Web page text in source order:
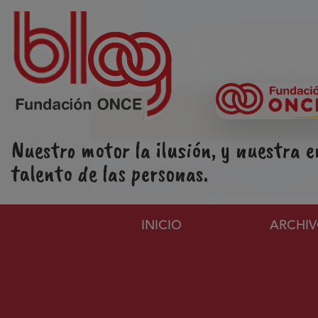
Pasar al contenido principal
Nuestro motor la ilusión, y nuestra
talento de las personas.
Navegación
INICIO